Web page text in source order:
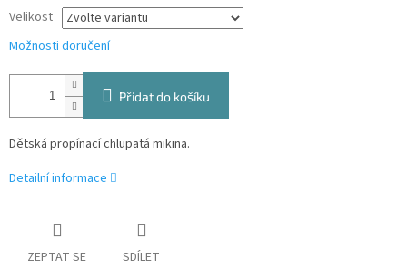
Velikost
Možnosti doručení
Přidat do košíku
Dětská propínací chlupatá mikina.
Detailní informace
ZEPTAT SE SDÍLET